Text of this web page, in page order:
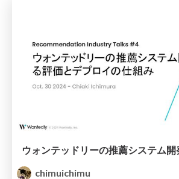
chimuichimu